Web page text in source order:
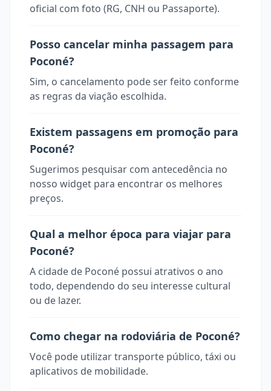
oficial com foto (RG, CNH ou Passaporte).
Posso cancelar minha passagem para
Poconé?
Sim, o cancelamento pode ser feito conforme
as regras da viação escolhida.
Existem passagens em promoção para
Poconé?
Sugerimos pesquisar com antecedência no
nosso widget para encontrar os melhores
preços.
Qual a melhor época para viajar para
Poconé?
A cidade de Poconé possui atrativos o ano
todo, dependendo do seu interesse cultural
ou de lazer.
Como chegar na rodoviária de Poconé?
Você pode utilizar transporte público, táxi ou
aplicativos de mobilidade.